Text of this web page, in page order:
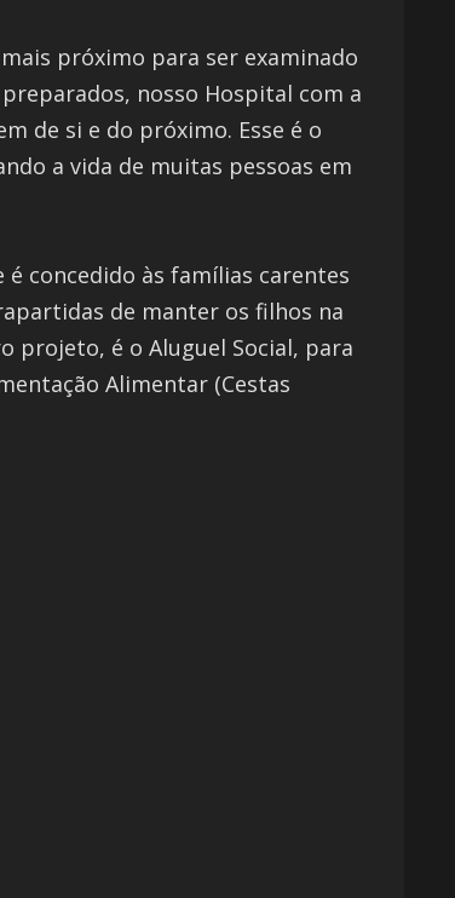
próximo para ser examinado
nosso Hospital com a
de si e do próximo. Esse é o
a vida de muitas pessoas em
concedido às famílias carentes
de manter os filhos na
projeto, é o Aluguel Social, para
Alimentar (Cestas